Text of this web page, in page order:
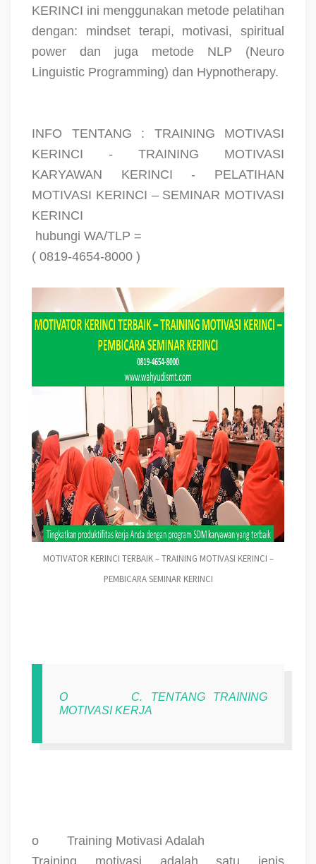
KERINCI ini menggunakan metode pelatihan
dengan: mindset terapi, motivasi, spiritual
power dan juga metode NLP (Neuro
Linguistic Programming) dan Hypnotherapy.
INFO TENTANG : TRAINING MOTIVASI
KERINCI - TRAINING MOTIVASI
KARYAWAN KERINCI - PELATIHAN
MOTIVASI KERINCI – SEMINAR MOTIVASI
KERINCI
hubungi WA/TLP =
( 0819-4654-8000 )
MOTIVATOR KERINCI TERBAIK – TRAINING MOTIVASI KERINCI –
PEMBICARA SEMINAR KERINCI
O
C. TENTANG TRAINING
MOTIVASI KERJA
o
Training Motivasi Adalah
Training motivasi adalah satu jenis